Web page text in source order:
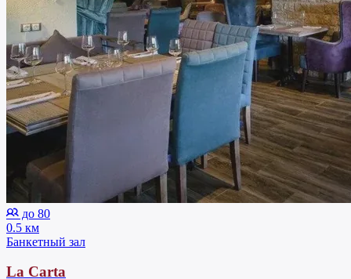
до 80
0.5 км
Банкетный зал
La Carta